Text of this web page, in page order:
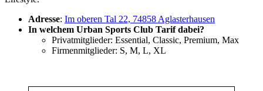
Adresse: Im oberen Tal 22, 74858 Aglasterhausen
In welchem Urban Sports Club Tarif dabei?
Privatmitglieder: Essential, Classic, Premium, Max
Firmenmitglieder: S, M, L, XL